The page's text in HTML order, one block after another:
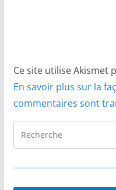
Ce site utilise Akismet
En savoir plus sur la
commentaires sont